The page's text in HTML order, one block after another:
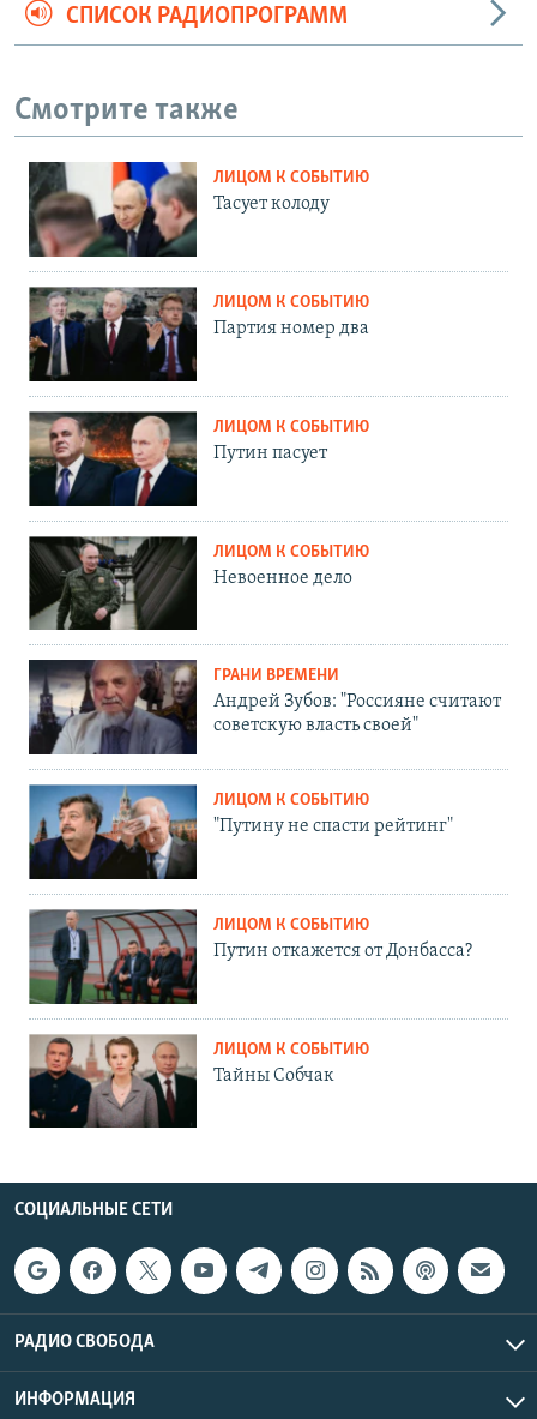
СПИСОК РАДИОПРОГРАММ
Смотрите также
ЛИЦОМ К СОБЫТИЮ
Тасует колоду
ЛИЦОМ К СОБЫТИЮ
Партия номер два
ЛИЦОМ К СОБЫТИЮ
Путин пасует
ЛИЦОМ К СОБЫТИЮ
Невоенное дело
ГРАНИ ВРЕМЕНИ
Андрей Зубов: "Россияне считают
советскую власть своей"
ЛИЦОМ К СОБЫТИЮ
"Путину не спасти рейтинг"
ЛИЦОМ К СОБЫТИЮ
Путин откажется от Донбасса?
ЛИЦОМ К СОБЫТИЮ
Тайны Собчак
СОЦИАЛЬНЫЕ СЕТИ
РАДИО СВОБОДА
ИНФОРМАЦИЯ